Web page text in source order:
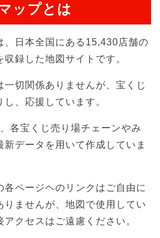
ップとは
、日本全国にある15,430店舗の
録した地図サイトです。
一切関係ありませんが、宝くじ
、応援しています。
各宝くじ売り場チェーンやみ
データを用いて作成していま
各ページヘのリンクはご自由に
りませんが、地図で使用してい
クセスはご遠慮ください。